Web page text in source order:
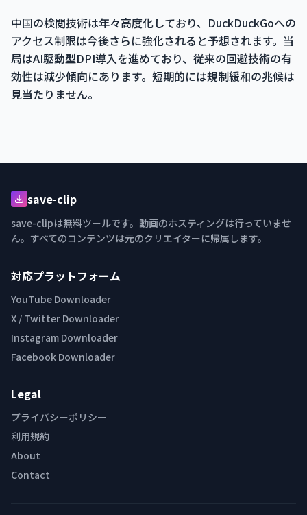
中国の検閲技術は年々高度化しており、DuckDuckGoへの
アクセス制限は今後さらに強化されると予想されます。当
局はAI駆動型DPI導入を進めており、従来の回避技術の有
効性は減少傾向にあります。短期的には規制緩和の兆候は
見当たりません。
save-clip
save-clipは無料ツールです。動画のホスティングは行っていませ
ん。すべてのコンテンツは元のクリエイターに帰属します。
対応プラットフォーム
YouTube Downloader
X / Twitter Downloader
Instagram Downloader
Facebook Downloader
Legal
プライバシーポリシー
利用規約
About
Contact